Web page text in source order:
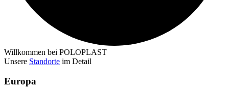
Willkommen bei POLOPLAST
Unsere Standorte im Detail
Europa